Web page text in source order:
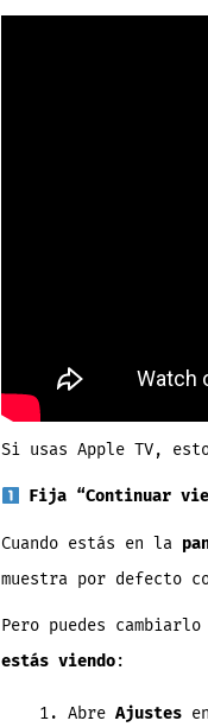
Si usas Apple TV,
Fija “Continuar
Cuando estás en la
muestra por defecto
Pero puedes
estás viendo:
Abre Ajustes